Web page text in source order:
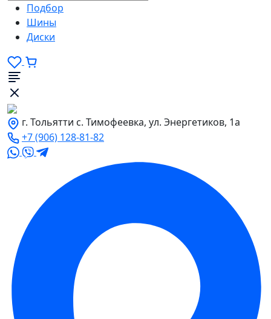
Подбор
Шины
Диски
г. Тольятти с. Тимофеевка, ул. Энергетиков, 1а
+7 (906) 128-81-82